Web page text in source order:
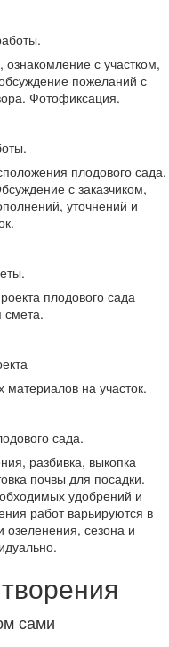
с участком,
пожеланий с
Фотофиксация.
плодового сада,
с заказчиком,
уточнений и
плодового сада
смета.
материалов на участок.
сада.
разбивка, выкопка
почвы для посадки.
удобрений и
работ варьируются в
сезона и
сами